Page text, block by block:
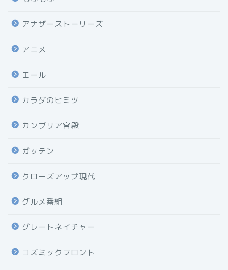
アナザーストーリーズ
アニメ
エール
カラダのヒミツ
カンブリア宮殿
ガッテン
クローズアップ現代
グルメ番組
グレートネイチャー
コズミックフロント